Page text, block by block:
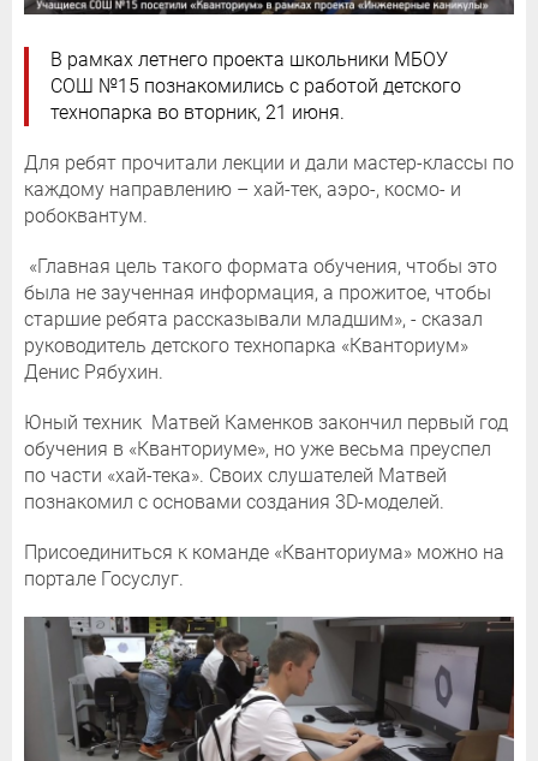
В рамках летнего проекта школьники МБОУ
СОШ №15 познакомились с работой детского
технопарка во вторник, 21 июня.
Для ребят прочитали лекции и дали мастер-классы по
каждому направлению – хай-тек, аэро-, космо- и
робоквантум.
«Главная цель такого формата обучения, чтобы это
была не заученная информация, а прожитое, чтобы
старшие ребята рассказывали младшим», - сказал
руководитель детского технопарка «Кванториум»
Денис Рябухин.
Юный техник Матвей Каменков закончил первый год
обучения в «Кванториуме», но уже весьма преуспел
по части «хай-тека». Своих слушателей Матвей
познакомил с основами создания 3D-моделей.
Присоединиться к команде «Кванториума» можно на
портале Госуслуг.